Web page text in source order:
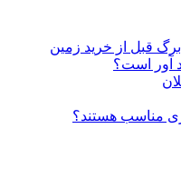
قبل از خرید زمین
مناسب هستند؟